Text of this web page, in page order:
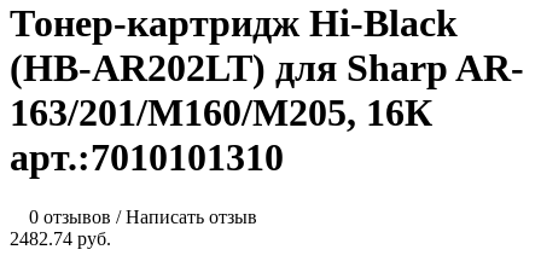
Тонер-картридж Hi-Black
(HB-AR202LT) для Sharp AR-
163/201/M160/M205, 16К
арт.:7010101310
0 отзывов /Написать отзыв
2482.74 руб.